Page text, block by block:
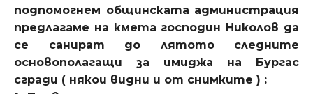
подпомогнем общинската администрация
предлагаме на кмета господин Николов да
се санират до лятото следните
основополагащи за имиджа на Бургас
сгради ( някои видни и от снимките ) :